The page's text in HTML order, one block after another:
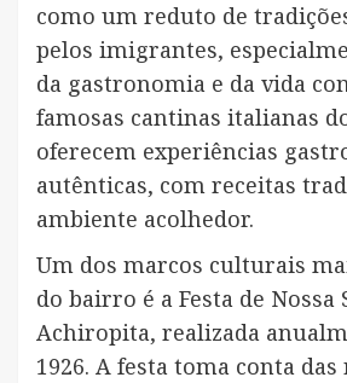
como um reduto de
pelos imigrantes,
da gastronomia e da vida
famosas cantinas italianas
oferecem experiências
autênticas, com receitas
ambiente acolhedor.
Um dos marcos culturais
do bairro é a Festa de Nossa
Achiropita, realizada
1926. A festa toma conta